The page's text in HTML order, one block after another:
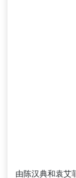
由陈汉典和袁艾